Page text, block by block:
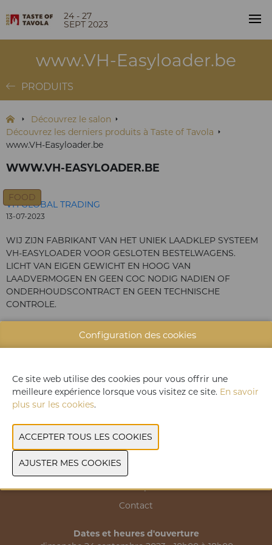
24 - 27
SEPT 2023
www.VH-Easyloader.be
PRODUITS
Découvrez le salon
Découvrez les derniers produits à Taste of Tavola
www.VH-Easyloader.be
WWW.VH-EASYLOADER.BE
FOOD
VH GLOBAL TRADING
13-07-2023
WIJ ZIJN FABRIKANT VAN HET UNIEK LAADKLEP SYSTEEM
VH-EASYLOADER VOOR GESLOTEN BESTELWAGENS.
LICHT VAN EIGEN GEWICHT EN HOOG VAN
LAADVERMOGEN EN GEEN COC NODIG NADIEN OF
ONDERHOUDSCONTRACT EN GEEN TECHNISCHE
CONTROLE.
CONTACTEZ NOUS
PRÉCÉDENT SUIVANT
Liste des exposants
Contact
Dates et heures d'ouverture
Configuration des cookies
Ce site web utilise des cookies pour vous offrir une
meilleure expérience lorsque vous visitez ce site. En savoir
plus sur les cookies.